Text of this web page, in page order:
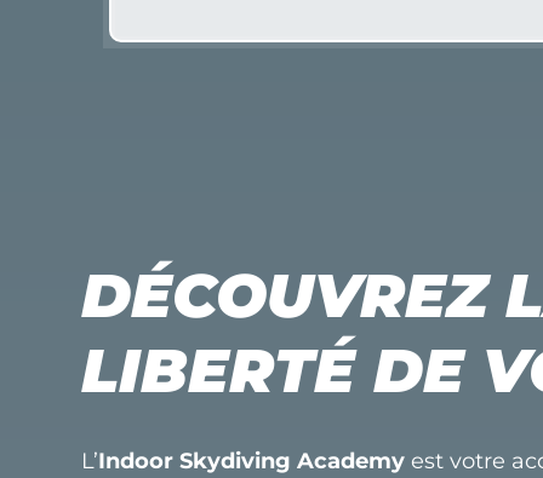
DÉCOUVREZ
LIBERTÉ DE
L’Indoor Skydiving Academy est votre